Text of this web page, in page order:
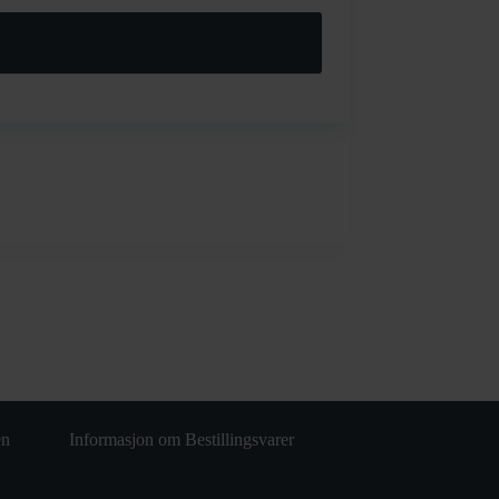
Informasjon om Bestillingsvarer